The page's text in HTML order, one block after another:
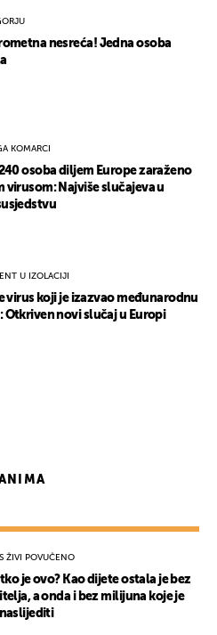
nesreća! Jedna osoba
KOMARCI
osoba diljem Europe zaraženo
virusom: Najviše slučajeva u
U IZOLACIJI
virus koji je izazvao međunarodnu
Otkriven novi slučaj u Europi
ŽIVI POVUČENO
je ovo? Kao dijete ostala je bez
a onda i bez milijuna koje je
NOTIFIKACIJE